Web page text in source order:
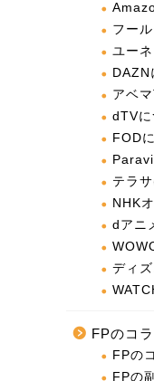
フー
ユー
DAZN
アベ
dTVに
FOD
テラ
NHK
dアニ
ディ
FPのコ
FPの
FPの